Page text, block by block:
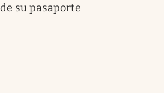
de su pasaporte